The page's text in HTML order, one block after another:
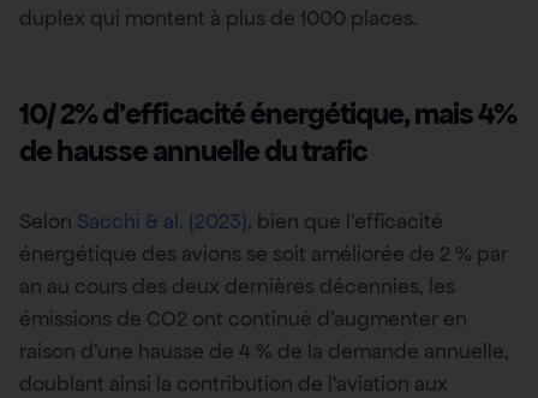
duplex qui montent à plus de 1000 places.
10/ 2% d’efficacité énergétique, mais 4%
de hausse annuelle du trafic
Selon Sacchi & al. (2023), bien que l’efficacité
énergétique des avions se soit améliorée de 2 % par
an au cours des deux dernières décennies, les
émissions de CO2 ont continué d’augmenter en
raison d’une hausse de 4 % de la demande annuelle,
doublant ainsi la contribution de l’aviation aux